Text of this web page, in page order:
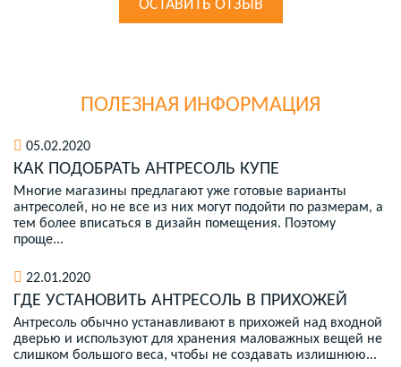
ОСТАВИТЬ ОТЗЫВ
ПОЛЕЗНАЯ ИНФОРМАЦИЯ
05.02.2020
КАК ПОДОБРАТЬ АНТРЕСОЛЬ КУПЕ
Многие магазины предлагают уже готовые варианты
антресолей, но не все из них могут подойти по размерам, а
тем более вписаться в дизайн помещения. Поэтому
проще...
22.01.2020
ГДЕ УСТАНОВИТЬ АНТРЕСОЛЬ В ПРИХОЖЕЙ
Антресоль обычно устанавливают в прихожей над входной
дверью и используют для хранения маловажных вещей не
слишком большого веса, чтобы не создавать излишнюю...